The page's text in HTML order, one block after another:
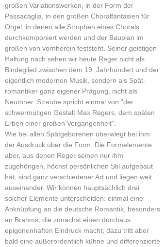
großen Variationswerken, in der Form der
Passacaglia, in den großen Choralfantasien für
Orgel, in denen alle Strophen eines Chorals
durchkomponiert werden und der Bauplan im
großen von vornherein feststeht. Seiner geistigen
Haltung nach sehen wir heute Reger nicht als
Bindeglied zwischen dem 19. Jahrhundert und der
eigentlich modernen Musik, sondern als Spät-
romantiker ganz eigener Prägung, nicht als
Neutöner. Straube spricht einmal von "der
schwermütigen Gestalt Max Regers, dem späten
Erben einer großen Vergangenheit".
Wie bei allen Spätgeborenen überwiegt bei ihm
der Ausdruck über die Form. Die Formelemente
aber, aus denen Reger seinen nur ihm
zugehörigen, höchst persönlichen Stil aufgebaut
hat, sind ganz verschiedener Art und liegen weit
auseinander. Wir können hauptsächlich drei
solcher Elemente unterscheiden: einmal eine
Anknüpfung an die deutsche Romantik, besonders
an Brahms, die zunächst einen durchaus
epigonenhaften Eindruck macht; dazu tritt aber
bald eine außerordentlich kühne und differenzierte